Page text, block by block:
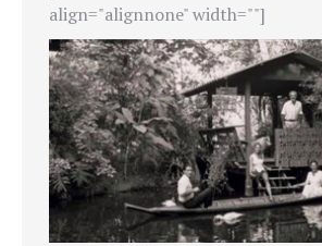
align="alignnone" width=""]